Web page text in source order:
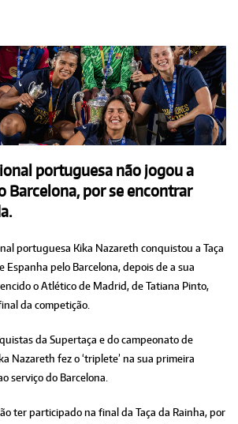
portuguesa não jogou a
Barcelona, por se encontrar
portuguesa Kika Nazareth conquistou a Taça
Espanha pelo Barcelona, depois de a sua
o Atlético de Madrid, de Tatiana Pinto,
da competição.
da Supertaça e do campeonato de
Nazareth fez o ‘triplete’ na sua primeira
serviço do Barcelona.
ter participado na final da Taça da Rainha, por